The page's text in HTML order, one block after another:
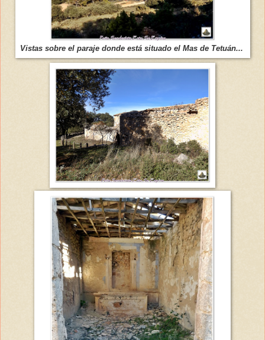
Vistas sobre el paraje donde está situado el Mas de Tetuán...